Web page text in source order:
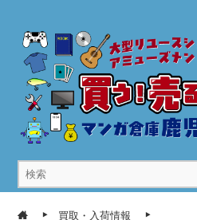
買取・入荷情報